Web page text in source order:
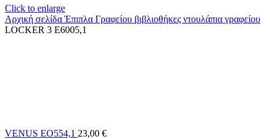
Click to enlarge
Αρχική σελίδαΈπιπλα Γραφείου βιβλιοθήκες ντουλάπια γραφείου
LOCKER 3 E6005,1
VENUS EO554,1 23,00 €